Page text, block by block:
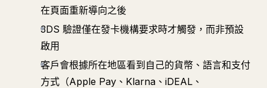
在頁面重新導向之後
3DS 驗證僅在發卡機構要求時才觸發，而非預設
啟用
客戶會根據所在地區看到自己的貨幣、語言和支付
方式（Apple Pay、Klarna、iDEAL、